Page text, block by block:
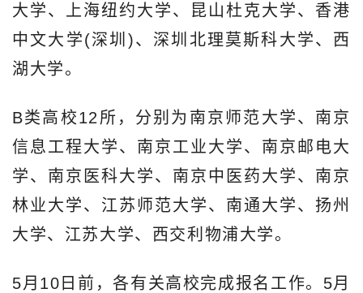
大学、上海纽约大学、昆山杜克大学、香港
中文大学(深圳)、深圳北理莫斯科大学、西
湖大学。
B类高校12所，分别为南京师范大学、南京
信息工程大学、南京工业大学、南京邮电大
学、南京医科大学、南京中医药大学、南京
林业大学、江苏师范大学、南通大学、扬州
大学、江苏大学、西交利物浦大学。
5月10日前，各有关高校完成报名工作。5月